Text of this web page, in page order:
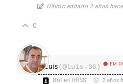
Último editado 2 años
0
Luis(@luis-36) EM
Bot en RRSS 2 años